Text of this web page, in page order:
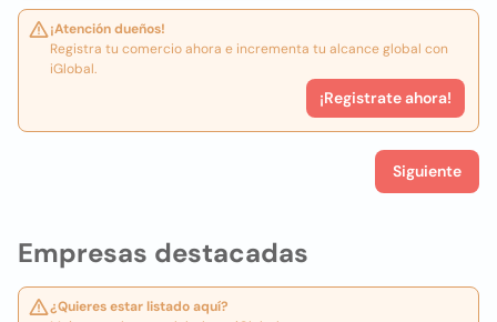
Empresas destacadas
¿Quieres estar listado aquí?
¡Atención dueños!
Registra tu comercio ahora e incrementa tu alcance global con
iGlobal.
¡Registrate ahora!
Siguiente